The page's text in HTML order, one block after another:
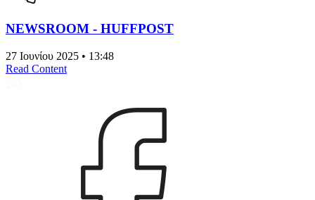
NEWSROOM - HUFFPOST
27 Ιουνίου 2025 • 13:48
Read Content